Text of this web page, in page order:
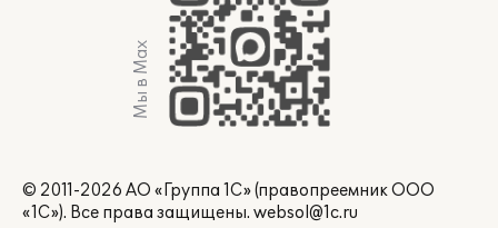
Мы в Max
© 2011-2026 АО «Группа 1С» (правопреемник ООО
«1С»). Все права защищены. websol@1c.ru